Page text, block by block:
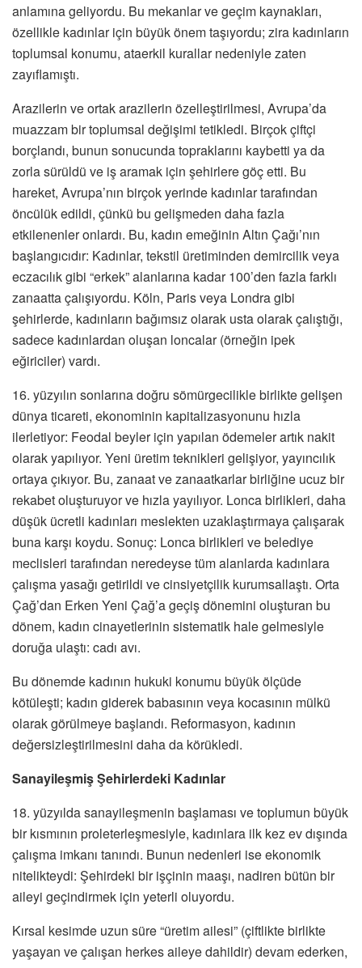
anlamına geliyordu. Bu mekanlar ve geçim kaynakları,
özellikle kadınlar için büyük önem taşıyordu; zira kadınların
toplumsal konumu, ataerkil kurallar nedeniyle zaten
zayıflamıştı.
Arazilerin ve ortak arazilerin özelleştirilmesi, Avrupa’da
muazzam bir toplumsal değişimi tetikledi. Birçok çiftçi
borçlandı, bunun sonucunda topraklarını kaybetti ya da
zorla sürüldü ve iş aramak için şehirlere göç etti. Bu
hareket, Avrupa’nın birçok yerinde kadınlar tarafından
öncülük edildi, çünkü bu gelişmeden daha fazla
etkilenenler onlardı. Bu, kadın emeğinin Altın Çağı’nın
başlangıcıdır: Kadınlar, tekstil üretiminden demircilik veya
eczacılık gibi “erkek” alanlarına kadar 100’den fazla farklı
zanaatta çalışıyordu. Köln, Paris veya Londra gibi
şehirlerde, kadınların bağımsız olarak usta olarak çalıştığı,
sadece kadınlardan oluşan loncalar (örneğin ipek
eğiriciler) vardı.
16. yüzyılın sonlarına doğru sömürgecilikle birlikte gelişen
dünya ticareti, ekonominin kapitalizasyonunu hızla
ilerletiyor: Feodal beyler için yapılan ödemeler artık nakit
olarak yapılıyor. Yeni üretim teknikleri gelişiyor, yayıncılık
ortaya çıkıyor. Bu, zanaat ve zanaatkarlar birliğine ucuz bir
rekabet oluşturuyor ve hızla yayılıyor. Lonca birlikleri, daha
düşük ücretli kadınları meslekten uzaklaştırmaya çalışarak
buna karşı koydu. Sonuç: Lonca birlikleri ve belediye
meclisleri tarafından neredeyse tüm alanlarda kadınlara
çalışma yasağı getirildi ve cinsiyetçilik kurumsallaştı. Orta
Çağ’dan Erken Yeni Çağ’a geçiş dönemini oluşturan bu
dönem, kadın cinayetlerinin sistematik hale gelmesiyle
doruğa ulaştı: cadı avı.
Bu dönemde kadının hukuki konumu büyük ölçüde
kötüleşti; kadın giderek babasının veya kocasının mülkü
olarak görülmeye başlandı. Reformasyon, kadının
değersizleştirilmesini daha da körükledi.
Sanayileşmiş Şehirlerdeki Kadınlar
18. yüzyılda sanayileşmenin başlaması ve toplumun büyük
bir kısmının proleterleşmesiyle, kadınlara ilk kez ev dışında
çalışma imkanı tanındı. Bunun nedenleri ise ekonomik
nitelikteydi: Şehirdeki bir işçinin maaşı, nadiren bütün bir
aileyi geçindirmek için yeterli oluyordu.
Kırsal kesimde uzun süre “üretim ailesi” (çiftlikte birlikte
yaşayan ve çalışan herkes aileye dahildir) devam ederken,